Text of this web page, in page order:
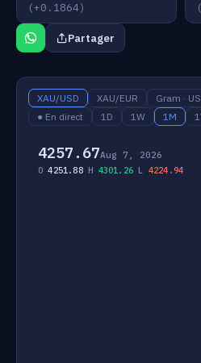
(+0.1864)
Partager
XAU/USD XAU/EUR Gram ·
● En direct
1D 1W 1M
4257.67
O 4251.88 H 4301.26 L 4224.94
Aug 7, 2026